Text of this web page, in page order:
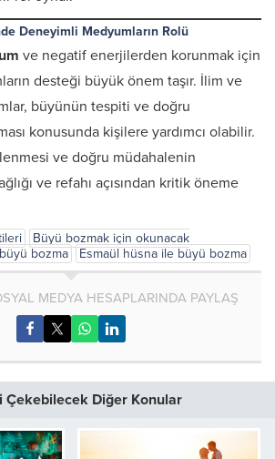
Deneyimli Medyumların Rolü
ve negatif enerjilerden korunmak için
desteği büyük önem taşır. İlim ve
büyünün tespiti ve doğru
konusunda kişilere yardımcı olabilir.
ve doğru müdahalenin
ve refahı açısından kritik öneme
Büyü bozmak için okunacak
bozma Esmaül hüsna ile büyü bozma
MEDYA HESAPLARINDA PAYLAŞ
Çekebilecek Diğer Konular